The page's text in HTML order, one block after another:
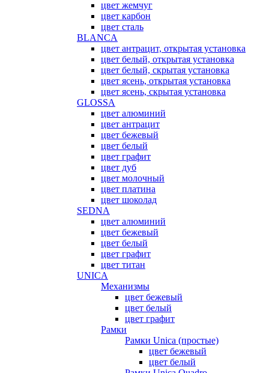
цвет жемчуг
цвет карбон
цвет сталь
BLANCA
цвет антрацит, открытая установка
цвет белый, открытая установка
цвет белый, скрытая установка
цвет ясень, открытая установка
цвет ясень, скрытая установка
GLOSSA
цвет алюминий
цвет антрацит
цвет бежевый
цвет белый
цвет графит
цвет дуб
цвет молочный
цвет платина
цвет шоколад
SEDNA
цвет алюминий
цвет бежевый
цвет белый
цвет графит
цвет титан
UNICA
Механизмы
цвет бежевый
цвет белый
цвет графит
Рамки
Рамки Unica (простые)
цвет бежевый
цвет белый